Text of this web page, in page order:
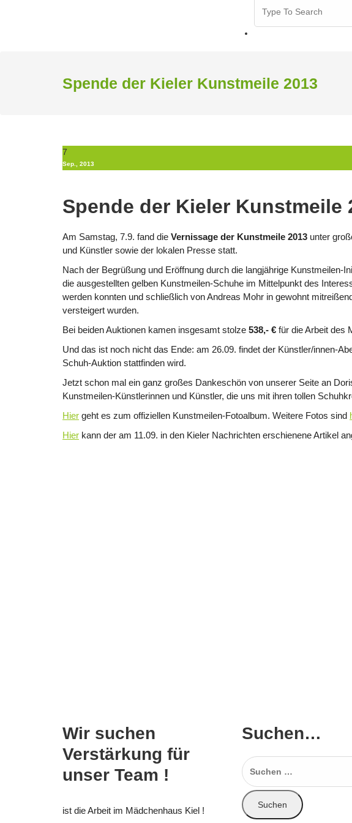
for:
Spende der Kieler Kunstmeile 2013
7
Sep., 2013
Spende der Kieler Kunstmeile
Am Samstag, 7.9. fand die Vernissage der Kunstmeile 2013 unter
und Künstler sowie der lokalen Presse statt.
Nach der Begrüßung und Eröffnung durch die langjährige Kunstmeilen-
die ausgestellten gelben Kunstmeilen-Schuhe im Mittelpunkt des
werden konnten und schließlich von Andreas Mohr in gewohnt
versteigert wurden.
Bei beiden Auktionen kamen insgesamt stolze 538,- € für die Arbeit des
Und das ist noch nicht das Ende: am 26.09. findet der Künstler/innen-
Schuh-Auktion stattfinden wird.
Jetzt schon mal ein ganz großes Dankeschön von unserer Seite an
Kunstmeilen-Künstlerinnen und Künstler, die uns mit ihren tollen
Hier geht es zum offiziellen Kunstmeilen-Fotoalbum. Weitere Fotos sind
Hier kann der am 11.09. in den Kieler Nachrichten erschienene Artikel
Wir suchen
Verstärkung für
unser Team !
ist die Arbeit im Mädchenhaus Kiel !
Suchen…
Suchen
nach: